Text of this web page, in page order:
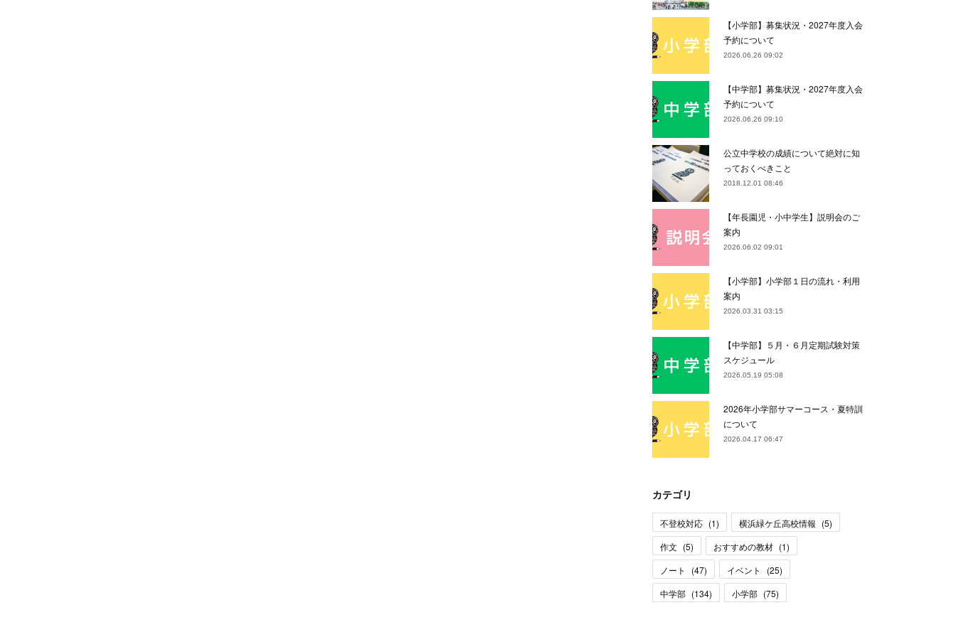
【小学部】募集状況・2027年度入会
予約について
2026.06.26 09:02
【中学部】募集状況・2027年度入会
予約について
2026.06.26 09:10
公立中学校の成績について絶対に知
っておくべきこと
2018.12.01 08:46
【年長園児・小中学生】説明会のご
案内
2026.06.02 09:01
【小学部】小学部１日の流れ・利用
案内
2026.03.31 03:15
【中学部】５月・６月定期試験対策
スケジュール
2026.05.19 05:08
2026年小学部サマーコース・夏特訓
について
2026.04.17 06:47
カテゴリ
不登校対応 (1) 横浜緑ケ丘高校情報 (5)
作文 (5) おすすめの教材 (1)
ノート
(47) イベント (25)
中学部 (134) 小学部 (75)